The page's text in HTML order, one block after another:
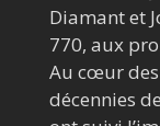
Diamant et
770, aux
Au cœur des
décennies